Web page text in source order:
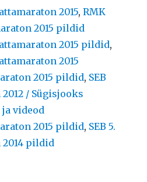
2015,RMK
2015 pildid
2015 pildid,
2015
2015 pildid, SEB
/ Sügisjooks
videod
2015 pildid, SEB 5.
pildid